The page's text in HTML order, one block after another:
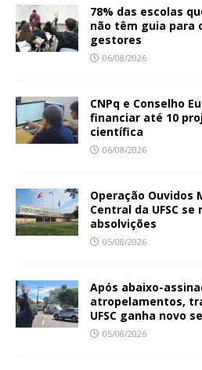
78% das escolas
não têm guia para
gestores
06/08/2026
CNPq e Conselho
financiar até 10
científica
06/08/2026
Operação Ouvidos
Central da UFSC
absolvições
05/08/2026
Após abaixo-
atropelamentos,
UFSC ganha novo
05/08/2026